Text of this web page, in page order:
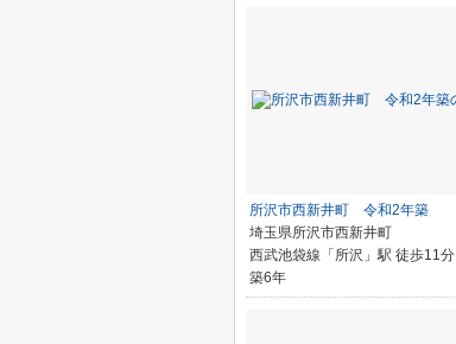
所沢市西新井町 令和2年築
埼玉県所沢市西新井町
西武池袋線「所沢」駅 徒歩11分
築6年